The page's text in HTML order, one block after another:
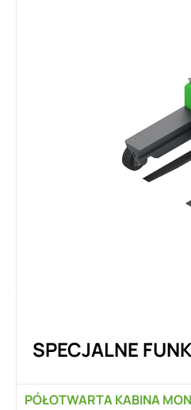
SPECJALNE
PÓŁOTWARTA KABINA